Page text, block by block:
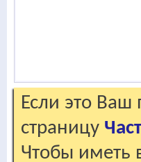
Если это
страницу
Чтобы иметь